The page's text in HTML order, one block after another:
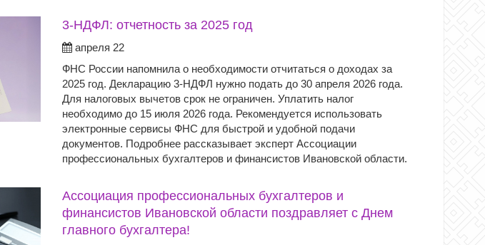
3-НДФЛ: отчетность за 2025 год
апреля 22
ФНС России напомнила о необходимости отчитаться о доходах за
2025 год. Декларацию 3-НДФЛ нужно подать до 30 апреля 2026 года.
Для налоговых вычетов срок не ограничен. Уплатить налог
необходимо до 15 июля 2026 года. Рекомендуется использовать
электронные сервисы ФНС для быстрой и удобной подачи
документов. Подробнее рассказывает эксперт Ассоциации
профессиональных бухгалтеров и финансистов Ивановской области.
Ассоциация профессиональных бухгалтеров и
финансистов Ивановской области поздравляет с Днем
главного бухгалтера!